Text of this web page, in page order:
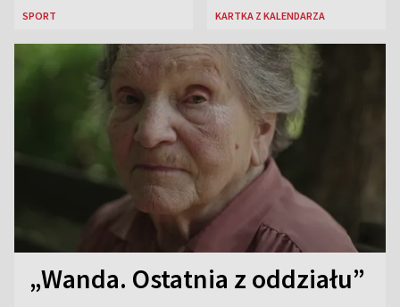
SPORT KARTKA Z KALENDARZA
„Wanda. Ostatnia z oddziału”